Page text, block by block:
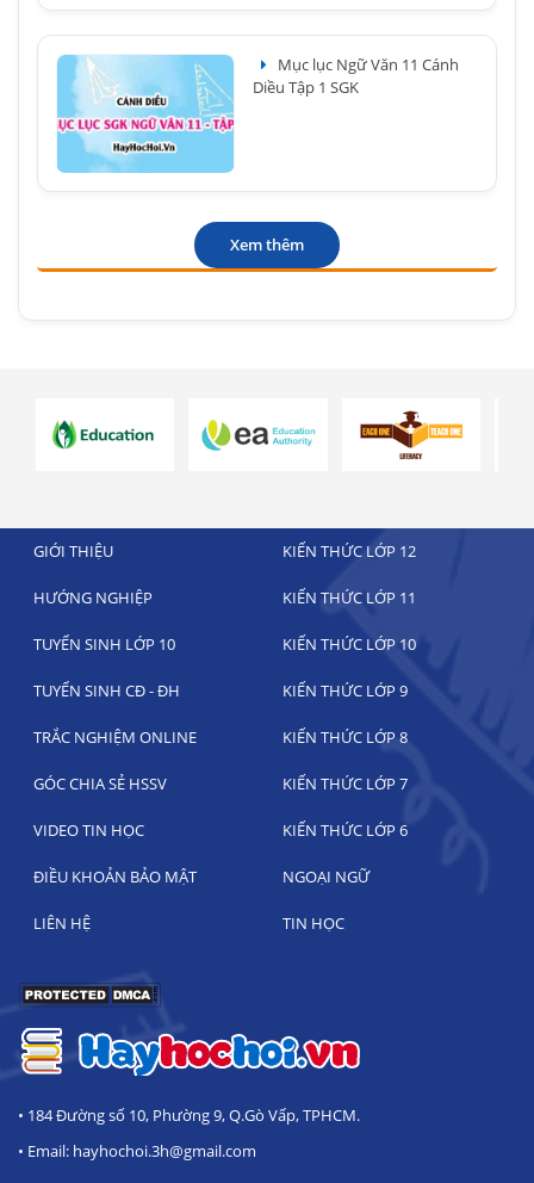
Mục lục Ngữ Văn 11 Cánh
Diều Tập 1 SGK
Xem thêm
GIỚI THIỆU KIẾN THỨC LỚP 12
HƯỚNG NGHIỆP KIẾN THỨC LỚP 11
TUYỂN SINH LỚP 10 KIẾN THỨC LỚP 10
TUYỂN SINH CĐ - ĐH KIẾN THỨC LỚP 9
TRẮC NGHIỆM ONLINE KIẾN THỨC LỚP 8
GÓC CHIA SẺ HSSV KIẾN THỨC LỚP 7
VIDEO TIN HỌC KIẾN THỨC LỚP 6
ĐIỀU KHOẢN BẢO MẬT NGOẠI NGỮ
LIÊN HỆ TIN HỌC
• 184 Đường số 10, Phường 9, Q.Gò Vấp, TPHCM.
• Email: hayhochoi.3h@gmail.com